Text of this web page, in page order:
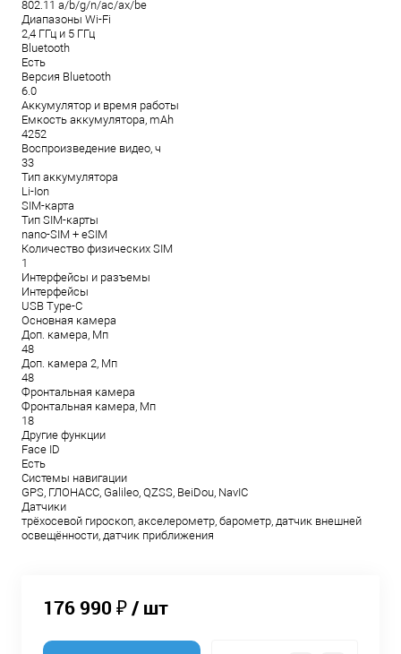
802.11 a/b/g/n/ac/ax/be
Диапазоны Wi-Fi
2,4 ГГц и 5 ГГц
Bluetooth
Есть
Версия Bluetooth
6.0
Аккумулятор и время работы
Емкость аккумулятора, mAh
4252
Воспроизведение видео, ч
33
Тип аккумулятора
Li-Ion
SIM-карта
Тип SIM-карты
nano-SIM + eSIM
Количество физических SIM
1
Интерфейсы и разъемы
Интерфейсы
USB Type-C
Основная камера
Доп. камера, Мп
48
Доп. камера 2, Мп
48
Фронтальная камера
Фронтальная камера, Мп
18
Другие функции
Face ID
Есть
Системы навигации
GPS, ГЛОНАСС, Galileo, QZSS, BeiDou, NavIC
Датчики
трёхосевой гироскоп, акселерометр, барометр, датчик внешней
освещённости, датчик приближения
176 990 ₽/ шт